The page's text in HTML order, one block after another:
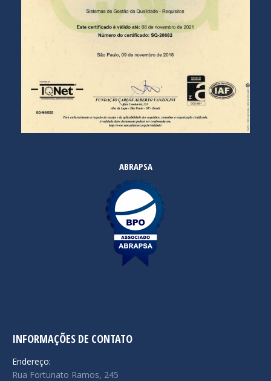
ABRAPSA
INFORMAÇÕES DE CONTATO
Endereço:
Rua Fortunato Ramos, 245